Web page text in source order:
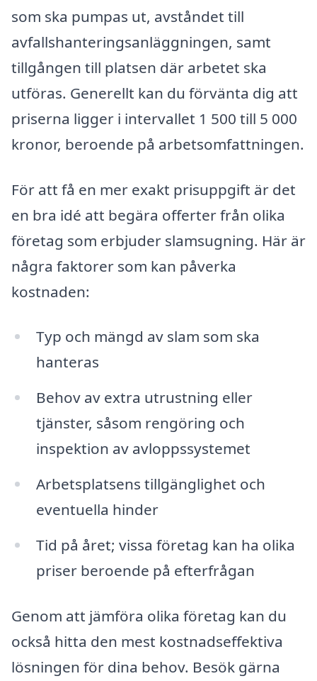
som ska pumpas ut, avståndet till
avfallshanteringsanläggningen, samt
tillgången till platsen där arbetet ska
utföras. Generellt kan du förvänta dig att
priserna ligger i intervallet 1 500 till 5 000
kronor, beroende på arbetsomfattningen.
För att få en mer exakt prisuppgift är det
en bra idé att begära offerter från olika
företag som erbjuder slamsugning. Här är
några faktorer som kan påverka
kostnaden:
Typ och mängd av slam som ska
hanteras
Behov av extra utrustning eller
tjänster, såsom rengöring och
inspektion av avloppssystemet
Arbetsplatsens tillgänglighet och
eventuella hinder
Tid på året; vissa företag kan ha olika
priser beroende på efterfrågan
Genom att jämföra olika företag kan du
också hitta den mest kostnadseffektiva
lösningen för dina behov. Besök gärna